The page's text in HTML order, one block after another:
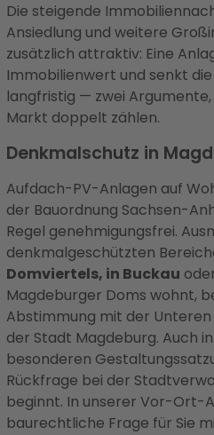
Die steigende
Ansiedlung und weitere
zusätzlich attraktiv: Eine
Immobilienwert und senkt
langfristig — zwei
Markt doppelt zählen.
Denkmalschutz in
Aufdach-PV-Anlagen auf
der Bauordnung Sachsen-
Regel genehmigungsfrei.
denkmalgeschützten
Domviertels, in Buckau
Magdeburger Doms wohnt,
Abstimmung mit der
der Stadt Magdeburg. Auch
besonderen
Rückfrage bei der
beginnt. In unserer Vor-Ort-
baurechtliche Frage für Sie